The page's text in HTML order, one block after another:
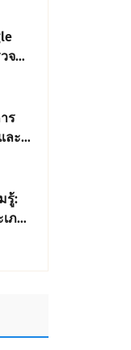
จที่
าง
ร
ละ
จัย
รู้:
เภท
าน